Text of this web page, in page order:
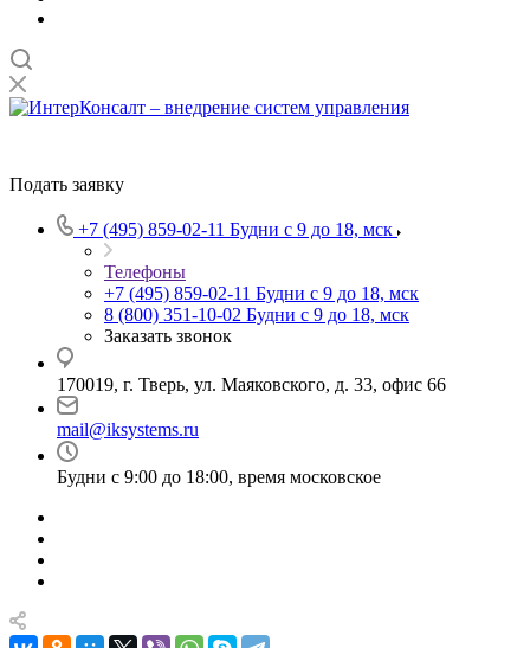
Подать заявку
+7 (495) 859-02-11 Будни с 9 до 18, мск
Телефоны
+7 (495) 859-02-11 Будни с 9 до 18, мск
8 (800) 351-10-02 Будни с 9 до 18, мск
Заказать звонок
170019, г. Тверь, ул. Маяковского, д. 33, офис 66
mail@iksystems.ru
Будни с 9:00 до 18:00, время московское